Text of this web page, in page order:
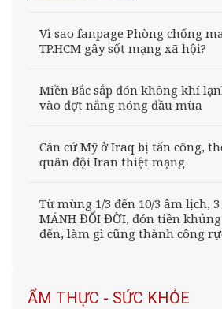
Vì sao fanpage Phòng chống
TP.HCM gây sốt mạng xã hội?
Miền Bắc sắp đón không khí
vào đợt nắng nóng đầu mùa
Căn cứ Mỹ ở Iraq bị tấn công,
quân đội Iran thiệt mạng
Từ mùng 1/3 đến 10/3 âm lịch, 3
MÁNH ĐỔI ĐỜI, đón tiền
đến, làm gì cũng thành công
ẨM THỰC - SỨC KHỎE